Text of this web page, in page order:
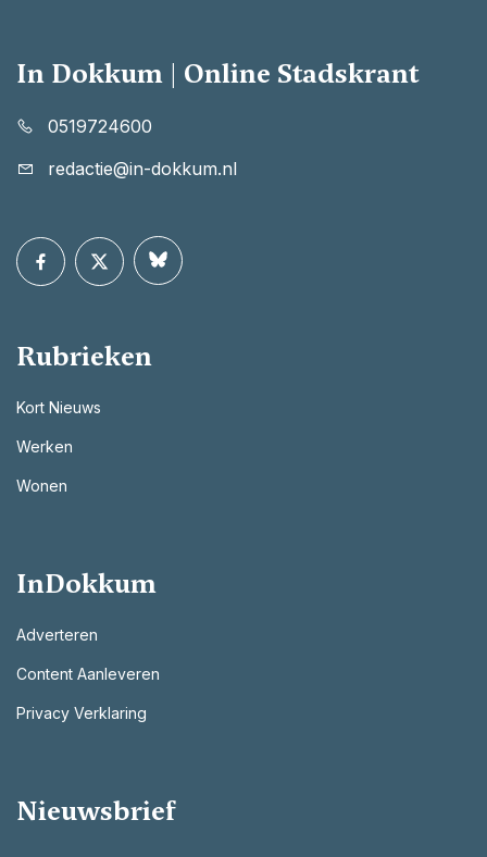
In Dokkum | Online Stadskrant
0519724600
redactie@in-dokkum.nl
Rubrieken
Kort Nieuws
Werken
Wonen
InDokkum
Adverteren
Content Aanleveren
Privacy Verklaring
Nieuwsbrief